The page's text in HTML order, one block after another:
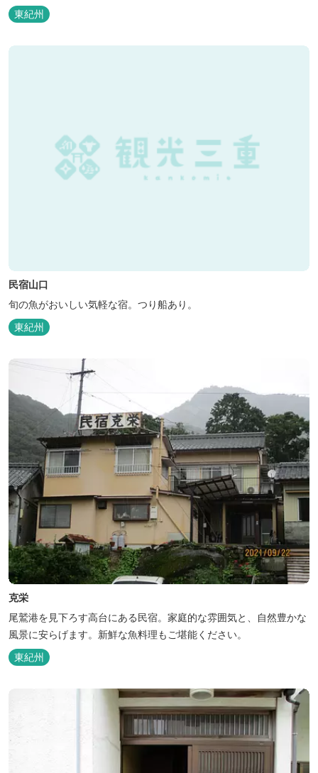
ラフト教室やストーンクラフト教室など各種イベントも盛りだくさ
ん。森林浴を楽しんだり、一日中遊び、ゆったりできます。 紀北町
の海の幸をふんだんに使った海鮮・焼肉バーベキュー。家族で，グ
東紀州
民宿山口
旬の魚がおいしい気軽な宿。つり船あり。
東紀州
克栄
尾鷲港を見下ろす高台にある民宿。家庭的な雰囲気と、自然豊かな
風景に安らげます。新鮮な魚料理もご堪能ください。
東紀州